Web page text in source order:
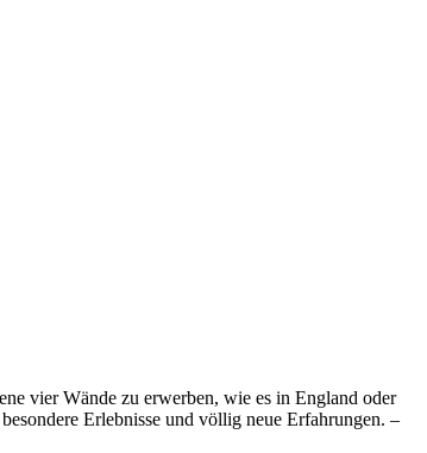
vier Wände zu erwerben, wie es in England oder
Erlebnisse und völlig neue Erfahrungen. –